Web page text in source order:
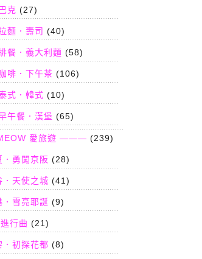
克 (27)
麵．壽司 (40)
餐．義大利麵 (58)
啡．下午茶 (106)
式．韓式 (10)
午餐．漢堡 (65)
愛旅遊 ——— (239)
勇闖京阪 (28)
天使之城 (41)
雪亮耶誕 (9)
行曲 (21)
．初探花都 (8)